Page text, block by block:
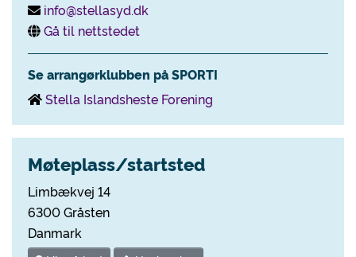
info@stellasyd.dk
Gå til nettstedet
Se arrangørklubben på SPORTI
Stella Islandsheste Forening
Møteplass/startsted
Limbækvej 14
6300 Gråsten
Danmark